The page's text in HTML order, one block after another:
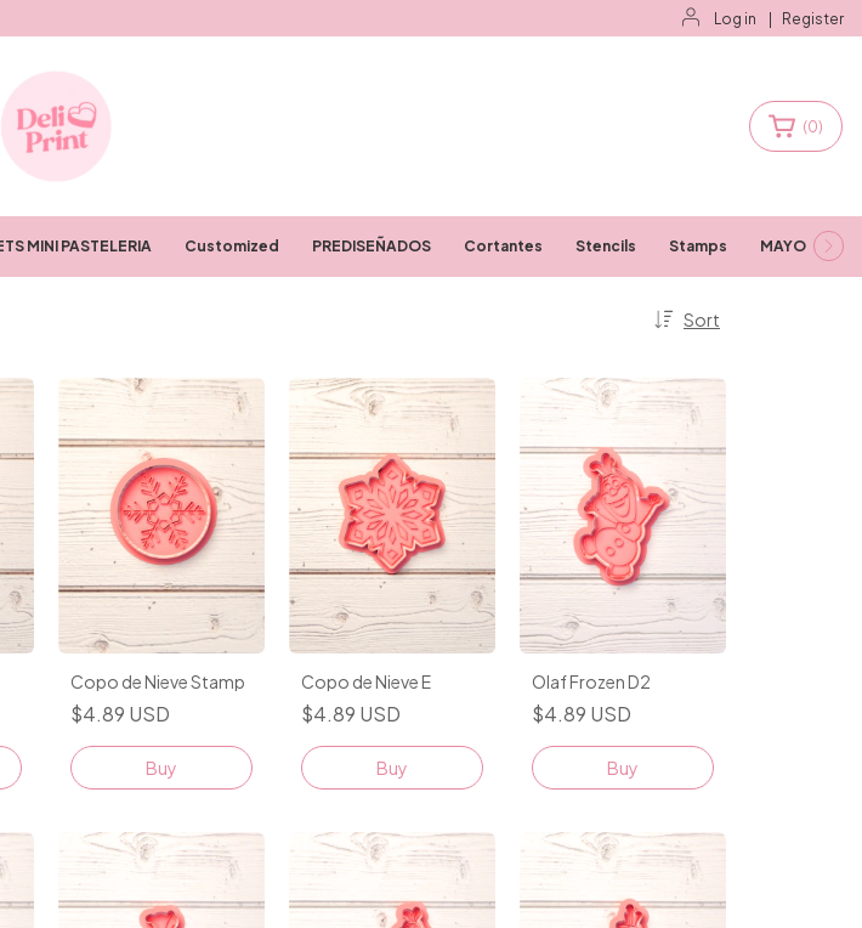
Log in Register
(0)
MINI PASTELERIA Customized PREDISEÑADOS Cortantes Stencils Stamps MAYORISTAS
Sort
Copo de Nieve Stamp
$4.89 USD
Buy
Copo de Nieve E
$4.89 USD
Buy
Olaf Frozen D2
$4.89 USD
Buy